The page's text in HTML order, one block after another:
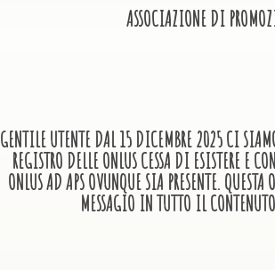
ASSOCIAZIONE DI
GENTILE UTENTE DAL 15 DICEMBRE 2025 CI
REGISTRO DELLE ONLUS CESSA DI ESISTERE
ONLUS AD APS OVUNQUE SIA PRESENTE.
MESSAGIO IN TUTTO IL